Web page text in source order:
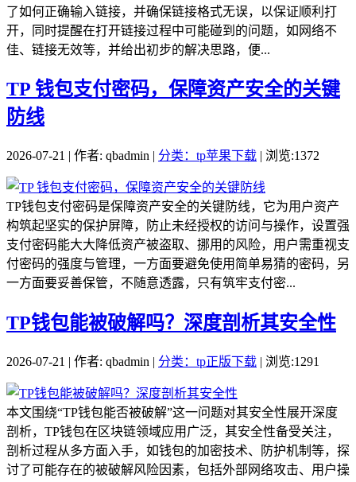
了如何正确输入链接，并确保链接格式无误，以保证顺利打
开，同时提醒在打开链接过程中可能碰到的问题，如网络不
佳、链接无效等，并给出初步的解决思路，便...
TP 钱包支付密码，保障资产安全的关键
防线
2026-07-21 | 作者: qbadmin | 分类：tp苹果下载 | 浏览:1372
TP钱包支付密码是保障资产安全的关键防线，它为用户资产
构筑起坚实的保护屏障，防止未经授权的访问与操作，设置强
支付密码能大大降低资产被盗取、挪用的风险，用户需重视支
付密码的强度与管理，一方面要避免使用简单易猜的密码，另
一方面要妥善保管，不随意透露，只有筑牢支付密...
TP钱包能被破解吗？深度剖析其安全性
2026-07-21 | 作者: qbadmin | 分类：tp正版下载 | 浏览:1291
本文围绕“TP钱包能否被破解”这一问题对其安全性展开深度
剖析，TP钱包在区块链领域应用广泛，其安全性备受关注，
剖析过程从多方面入手，如钱包的加密技术、防护机制等，探
讨了可能存在的被破解风险因素，包括外部网络攻击、用户操